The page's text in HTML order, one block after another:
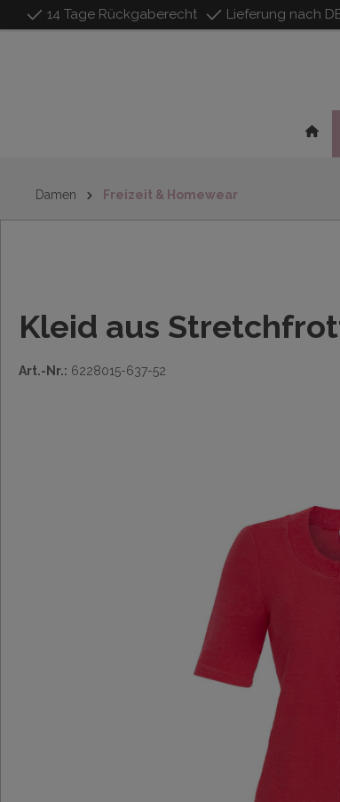
springen
14 Tage Rückgaberecht Lieferung nach
Damen Freizeit & Homewear
Kleid aus
Art.-Nr.: 6228015-637-52